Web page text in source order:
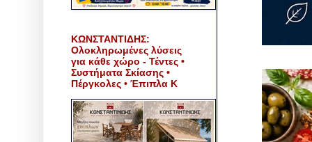
ΚΩΝΣΤΑΝΤΙΔΗΣ:
Ολοκληρωμένες λύσεις
για κάθε χώρο - Τέντες •
Συστήματα Σκίασης •
Πέργκολες • Έπιπλα Κ